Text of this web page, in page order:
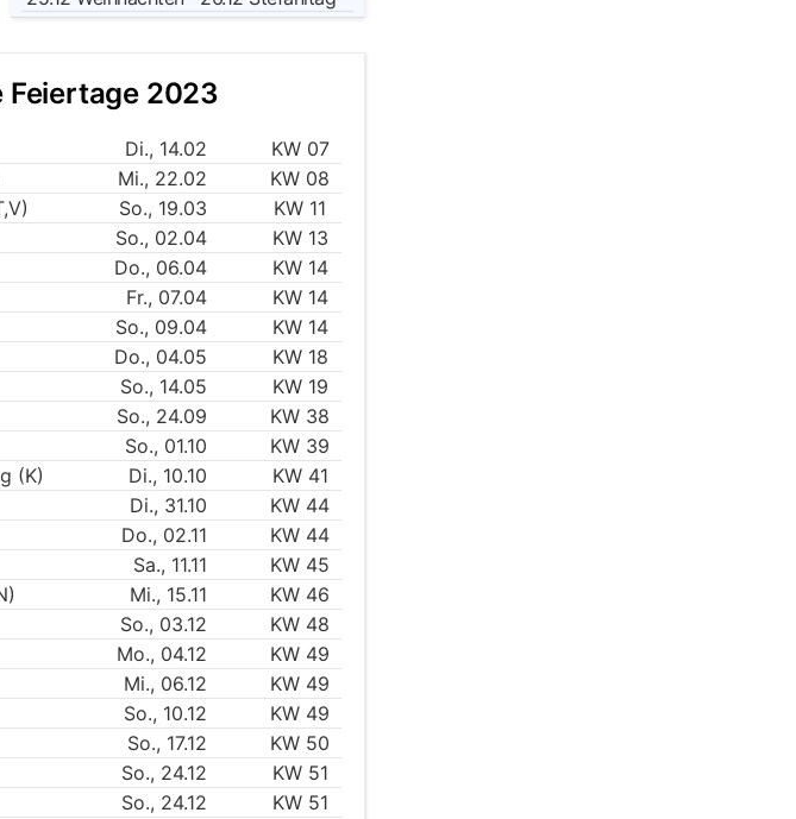
Feiertage 2023
Di., 14.02
KW 07
Mi., 22.02
KW 08
So., 19.03
KW 11
So., 02.04
KW 13
Do., 06.04
KW 14
Fr., 07.04
KW 14
So., 09.04
KW 14
Do., 04.05
KW 18
So., 14.05
KW 19
So., 24.09
KW 38
So., 01.10
KW 39
(K)
Di., 10.10
KW 41
Di., 31.10
KW 44
Do., 02.11
KW 44
Sa., 11.11
KW 45
Mi., 15.11
KW 46
So., 03.12
KW 48
Mo., 04.12
KW 49
Mi., 06.12
KW 49
So., 10.12
KW 49
So., 17.12
KW 50
So., 24.12
KW 51
So., 24.12
KW 51